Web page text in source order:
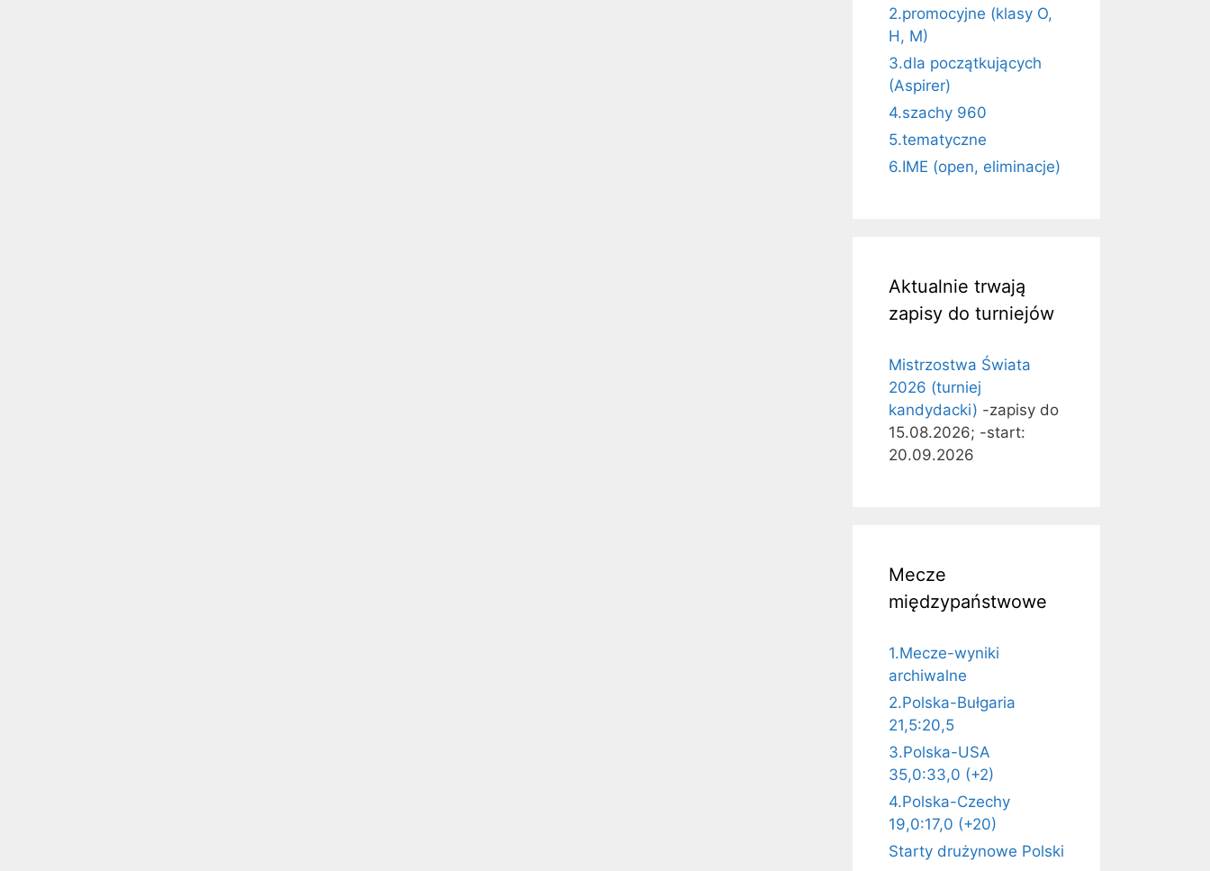
2.promocyjne (klasy O,
H, M)
3.dla początkujących
(Aspirer)
4.szachy 960
5.tematyczne
6.IME (open, eliminacje)
Aktualnie trwają
zapisy do turniejów
Mistrzostwa Świata
2026 (turniej
kandydacki) -zapisy do
15.08.2026; -start:
20.09.2026
Mecze
międzypaństwowe
1.Mecze-wyniki
archiwalne
2.Polska-Bułgaria
21,5:20,5
3.Polska-USA
35,0:33,0 (+2)
4.Polska-Czechy
19,0:17,0 (+20)
Starty drużynowe Polski